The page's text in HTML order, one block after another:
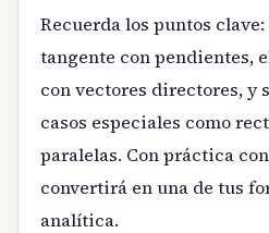
Recuerda los puntos
tangente con pendientes,
con vectores directores, y
casos especiales como
paralelas. Con práctica
convertirá en una de tus
analítica.